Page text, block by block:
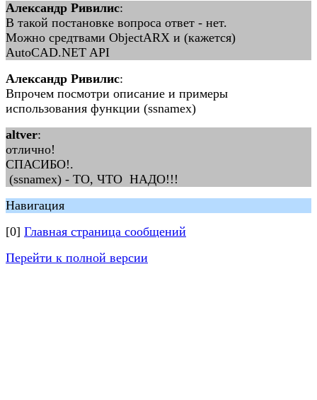
Александр Ривилис:
В такой постановке вопроса ответ - нет.
Можно средтвами ObjectARX и (кажется)
AutoCAD.NET API
Александр Ривилис:
Впрочем посмотри описание и примеры
использования функции (ssnamex)
altver:
отлично!
СПАСИБО!.
(ssnamex) - ТО, ЧТО НАДО!!!
Навигация
[0] Главная страница сообщений
Перейти к полной версии